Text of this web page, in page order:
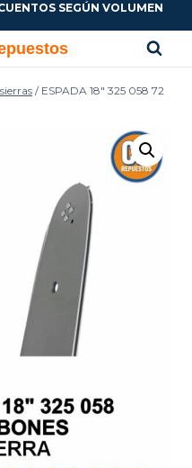
SEGÚN VOLUMEN
/ ESPADA 18″ 325 058 72